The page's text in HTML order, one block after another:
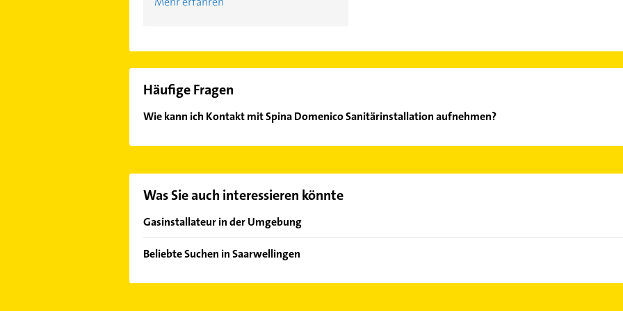
Häufige Fragen
Wie kann ich Kontakt mit Spina Domenico Sanitärinstallation aufnehmen?
Was Sie auch interessieren könnte
Gasinstallateur in der Umgebung
Schwalbach Saar
Dillingen /Saar
Beliebte Suchen in Saarwellingen